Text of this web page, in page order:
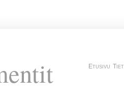
Etusivu